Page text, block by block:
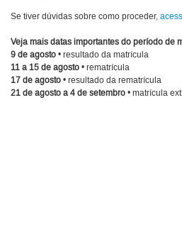
Se tiver dúvidas sobre como proceder,
Veja mais datas importantes do período de
9 de agosto • resultado da matrícula
11 a 15 de agosto • rematrícula
17 de agosto • resultado da rematrícula
21 de agosto a 4 de setembro • matrícula